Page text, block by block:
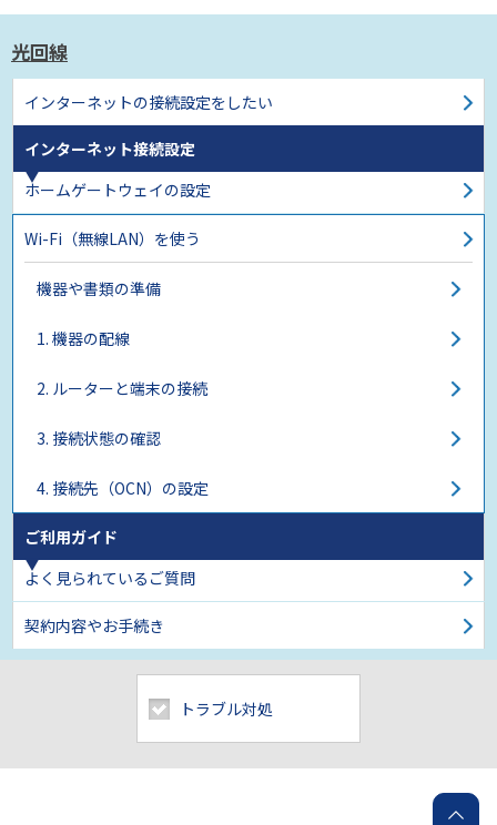
光回線
インターネットの接続設定をしたい
インターネット接続設定
ホームゲートウェイの設定
Wi-Fi（無線LAN）を使う
機器や書類の準備
1. 機器の配線
2. ルーターと端末の接続
3. 接続状態の確認
4. 接続先（OCN）の設定
ご利用ガイド
よく見られているご質問
契約内容やお手続き
トラブル対処